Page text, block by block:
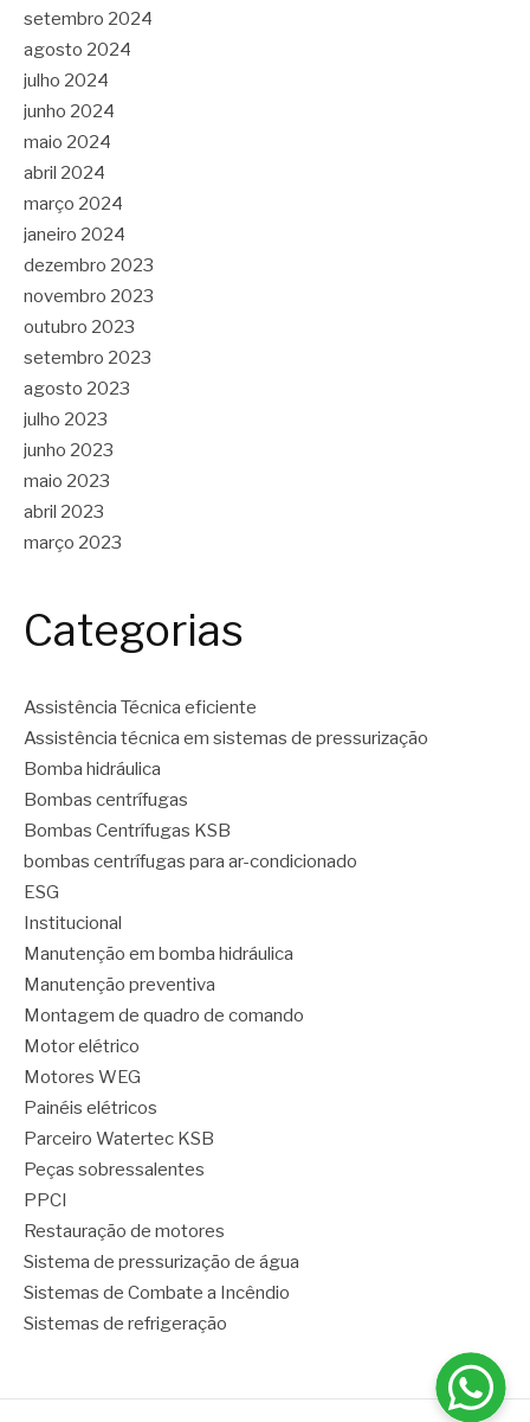
setembro 2024
agosto 2024
julho 2024
junho 2024
maio 2024
abril 2024
março 2024
janeiro 2024
dezembro 2023
novembro 2023
outubro 2023
setembro 2023
agosto 2023
julho 2023
junho 2023
maio 2023
abril 2023
março 2023
Categorias
Assistência Técnica eficiente
Assistência técnica em sistemas de pressurização
Bomba hidráulica
Bombas centrífugas
Bombas Centrífugas KSB
bombas centrífugas para ar-condicionado
ESG
Institucional
Manutenção em bomba hidráulica
Manutenção preventiva
Montagem de quadro de comando
Motor elétrico
Motores WEG
Painéis elétricos
Parceiro Watertec KSB
Peças sobressalentes
PPCI
Restauração de motores
Sistema de pressurização de água
Sistemas de Combate a Incêndio
Sistemas de refrigeração